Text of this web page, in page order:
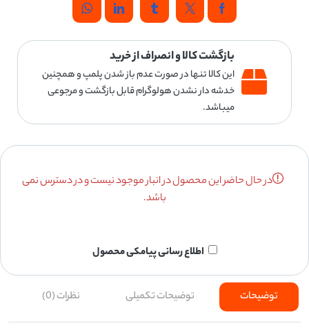
بازگشت کالا و انصراف از خرید
این کالا تنها در صورت عدم باز شدن پلمپ و همچنین
خدشه دار نشدن هولوگرام قابل بازگشت و مرجوعی
میباشد.
در حال حاضر این محصول در انبار موجود نیست و در دسترس نمی
باشد.
اطلاع رسانی پیامکی محصول
توضیحات توضیحات تکمیلی نظرات (0)